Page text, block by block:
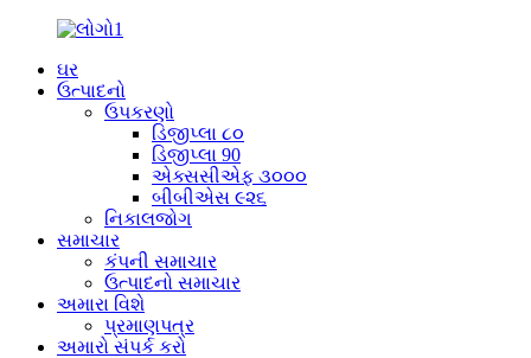
ઘર
ઉત્પાદનો
ઉપકરણો
ડિજીપ્લા ૮૦
ડિજીપ્લા 90
એક્સસીએફ ૩૦૦૦
બીબીએસ ૯૨૬
નિકાલજોગ
સમાચાર
કંપની સમાચાર
ઉત્પાદનો સમાચાર
અમારા વિશે
પ્રમાણપત્ર
અમારો સંપર્ક કરો